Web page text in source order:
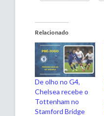
Relacionado
De olho no G4,
Chelsea recebe o
Tottenham no
Stamford Bridge